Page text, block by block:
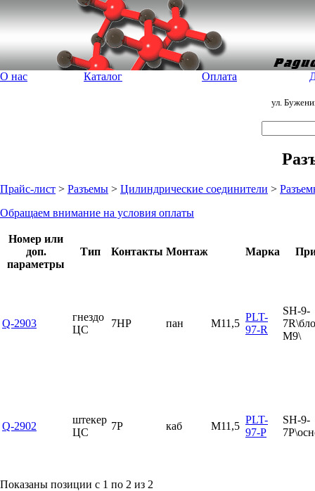
О нас Каталог Оплата
ул.
Прайс-лист > Разъемы > Цилиндрические соединители >
Обращаем внимание на условия оплаты
Номер или
доп.
параметры
Тип Контакты Монтаж Марка
Q-2903
гнездо
ЦС
7HP пан М11,5
PLT-
97-R
SH-9-
М9\
Q-2902
штекер
ЦС
7P каб М11,5
PLT-
97-P
SH-9-
Показаны позиции с 1 по 2 из 2